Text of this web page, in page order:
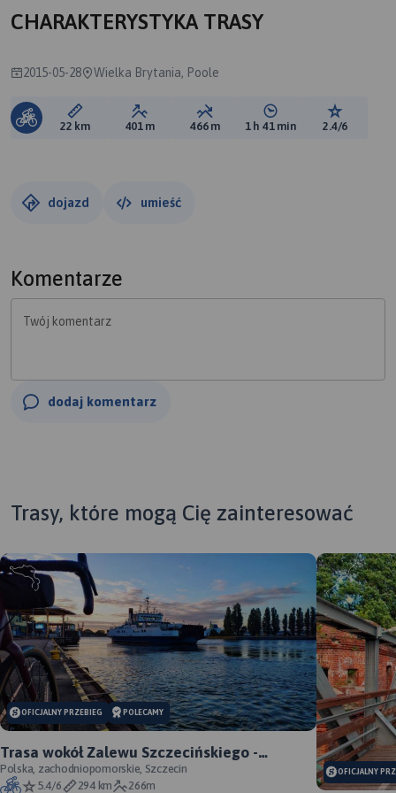
CHARAKTERYSTYKA TRASY
2015-05-28 Wielka Brytania, Poole
Długość trasy:
22 km Suma przewyższeń:
401 m Suma spadków:
466 m Średni czas potrzebny
1 h 41 min Ocena
2.4/6
dojazd umieść
Komentarze
Twój komentarz
dodaj komentarz
Trasy, które mogą Cię zainteresować
OFICJALNY PRZEBIEG POLECAMY
Trasa wokół Zalewu Szczecińskiego -
oficjalny przebieg szlaku
Polska, zachodniopomorskie, Szczecin
5.4/6
294 km 266m
OFICJALNY